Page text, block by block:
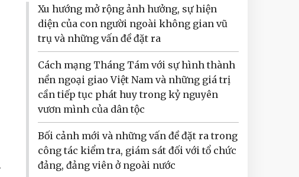
Xu hướng mở rộng ảnh hưởng, sự hiện
diện của con người ngoài không gian vũ
trụ và những vấn đề đặt ra
Cách mạng Tháng Tám với sự hình thành
nền ngoại giao Việt Nam và những giá trị
cần tiếp tục phát huy trong kỷ nguyên
vươn mình của dân tộc
Bối cảnh mới và những vấn đề đặt ra trong
công tác kiểm tra, giám sát đối với tổ chức
đảng, đảng viên ở ngoài nước